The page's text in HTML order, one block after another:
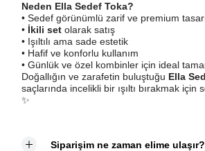
Neden Ella Sedef Toka?
• Sedef görünümlü zarif ve premium
• İkili set olarak satış
• Işıltılı ama sade estetik
• Hafif ve konforlu kullanım
• Günlük ve özel kombinler için ideal
Doğallığın ve zarafetin buluştuğu Ella
saçlarında incelikli bir ışıltı bırakmak için
✨
Siparişim ne zaman elime ulaşır?